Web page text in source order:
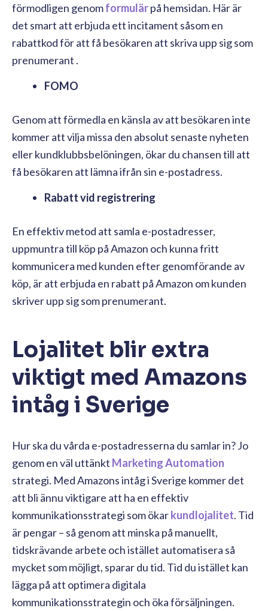
förmodligen genomformulärpå hemsidan. Här är
det smart att erbjuda ett incitament såsom en
rabattkod för att få besökaren att skriva upp sig som
prenumerant .
FOMO
Genom att förmedla en känsla av att besökaren inte
kommer att vilja missa den absolut senaste nyheten
eller kundklubbsbelöningen, ökar du chansen till att
få besökaren att lämna ifrån sin e-postadress.
Rabatt vid registrering
En effektiv metod att samla e-postadresser,
uppmuntra till köp på Amazon och kunna fritt
kommunicera med kunden efter genomförande av
köp, är att erbjuda en rabatt på Amazon om kunden
skriver upp sig som prenumerant.
Lojalitet blir extra
viktigt med Amazons
intåg i Sverige
Hur ska du vårda e-postadresserna du samlar in? Jo
genom en väl uttänkt Marketing Automation
strategi. Med Amazons intåg i Sverige kommer det
att bli ännu viktigare att ha en effektiv
kommunikationsstrategi som ökarkundlojalitet. Tid
är pengar – så genom att minska på manuellt,
tidskrävande arbete och istället automatisera så
mycket som möjligt, sparar du tid. Tid du istället kan
lägga på att optimera digitala
kommunikationsstrategin och öka försäljningen.